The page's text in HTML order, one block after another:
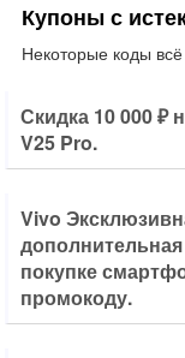
Купоны с
Некоторые коды
Скидка 10 000 ₽
V25 Pro.
Vivo
покупке
промокоду.